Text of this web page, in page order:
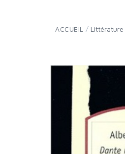
ACCUEIL / Littérature